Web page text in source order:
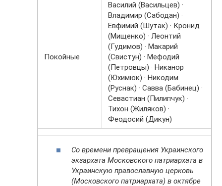
Покойные
Василий (Васильцев) ·
Владимир (Сабодан) ·
Евфимий (Шутак) · Кронид
(Мищенко) · Леонтий
(Гудимов) · Макарий
(Свистун) · Мефодий
(Петровцы) · Никанор
(Юхимюк) · Никодим
(Руснак) · Савва (Бабинец) ·
Севастиан (Пилипчук) ·
Тихон (Жиляков) ·
Феодосий (Дикун)
Со времени превращения Украинского
экзархата Московского патриархата в
Украинскую православную церковь
(Московского патриархата) в октябре